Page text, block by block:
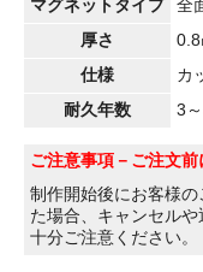
マグネットタイプ
全
厚さ
0.8
仕様
カ
耐久年数
3
ご注意事項 －ご注文
制作開始後にお客様
た場合、キャンセル
十分ご注意ください。